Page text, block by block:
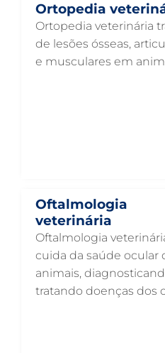
PNEUMOLOGIA VETERINÁRIA EM
OTOSCOPIA VETERINÁRIA EM
OTOSCOPIA DIGITAL
OFTALMOLOGIA VETERINÁRIA
NEUROLOGIA ANIMAL EM
NEFROLOGIA VETERINÁRIA EM
LABORATÓRIO PET EM
INTERNAÇÃO VETERINÁRIA EM
INTENSIVISMO VETERINÁRIO EM
Ortopedia
Ortopedia veterinária
de lesões ósseas,
e musculares em
Oftalmologia
veterinária
Oftalmologia
cuida da saúde ocular
animais,
tratando doenças dos